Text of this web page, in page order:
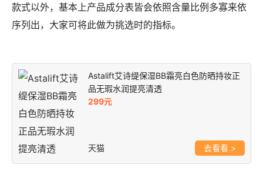
款式以外，基本上产品成分表皆会依照含量比例多寡来依
序列出，大家可将此做为挑选时的指标。
Astalift艾诗缇保湿BB霜亮白色防晒持妆正
品无瑕水润提亮清透
299元
天猫 >